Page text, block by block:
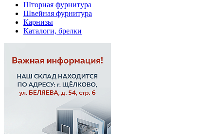
Шторная фурнитура
Швейная фурнитура
Карнизы
Каталоги, брелки